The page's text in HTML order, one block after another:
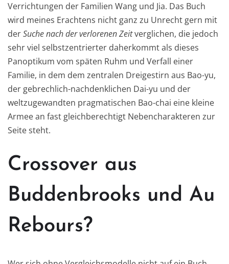
Verrichtungen der Familien Wang und Jia. Das Buch
wird meines Erachtens nicht ganz zu Unrecht gern mit
derSuche nach der verlorenen Zeitverglichen, die jedoch
sehr viel selbstzentrierter daherkommt als dieses
Panoptikum vom späten Ruhm und Verfall einer
Familie, in dem dem zentralen Dreigestirn aus Bao-yu,
der gebrechlich-nachdenklichen Dai-yu und der
weltzugewandten pragmatischen Bao-chai eine kleine
Armee an fast gleichberechtigt Nebencharakteren zur
Seite steht.
Crossover aus
Buddenbrooks und Au
Rebours?